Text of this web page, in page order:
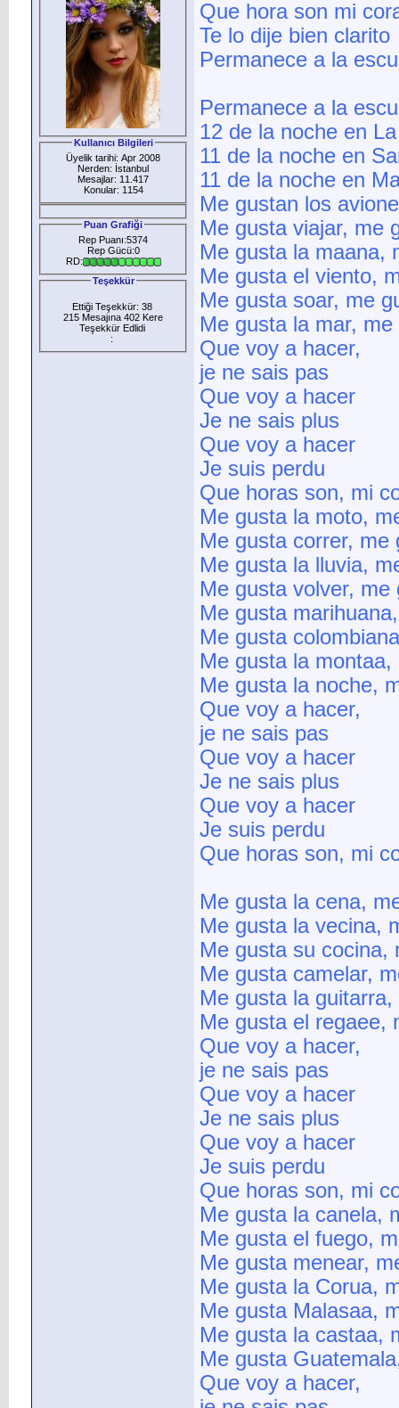
Kullanıcı Bilgileri
Üyelik tarihi: Apr 2008
Nerden: İstanbul
Mesajlar: 11.417
Konular: 1154
Puan Grafiği
Rep Puanı:5374
Rep Gücü:0
RD:
Teşekkür
Ettiği Teşekkür: 38
215 Mesajına 402 Kere
Teşekkür Edlidi
:
Que hora son mi
Te lo dije bien clarito
Permanece a la
Permanece a la
12 de la noche en
11 de la noche en
11 de la noche en
Me gustan los
Me gusta viajar, me
Me gusta la maana,
Me gusta el viento,
Me gusta soar, me
Me gusta la mar,
Que voy a hacer,
je ne sais pas
Que voy a hacer
Je ne sais plus
Que voy a hacer
Je suis perdu
Que horas son, mi
Me gusta la moto,
Me gusta correr, me
Me gusta la lluvia,
Me gusta volver, me
Me gusta
Me gusta
Me gusta la
Me gusta la noche,
Que voy a hacer,
je ne sais pas
Que voy a hacer
Je ne sais plus
Que voy a hacer
Je suis perdu
Que horas son, mi
Me gusta la cena,
Me gusta la vecina,
Me gusta su cocina,
Me gusta camelar,
Me gusta la
Me gusta el regaee,
Que voy a hacer,
je ne sais pas
Que voy a hacer
Je ne sais plus
Que voy a hacer
Je suis perdu
Que horas son, mi
Me gusta la canela,
Me gusta el fuego,
Me gusta menear,
Me gusta la Corua,
Me gusta Malasaa,
Me gusta la castaa,
Me gusta
Que voy a hacer,